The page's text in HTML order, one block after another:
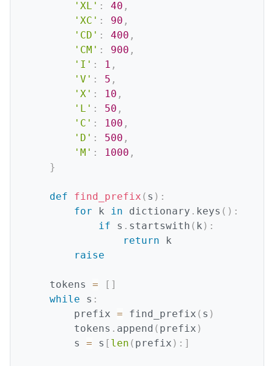
'XL' : 40 ,
'XC' : 90 ,
'CD' : 400 ,
'CM' : 900 ,
'I' : 1 ,
'V' : 5 ,
'X' : 10 ,
'L' : 50 ,
'C' : 100 ,
'D' : 500 ,
'M' : 1000 ,
}
def find_prefix ( s ) :
for k in dictionary . keys ( ) :
if s . startswith ( k ) :
return k
raise
    tokens
= [ ]
while s :
        prefix
= find_prefix ( s )
        tokens
. append ( prefix )
        s
= s [ len ( prefix ) : ]